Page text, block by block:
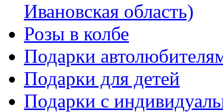
Ивановская область)
Розы в колбе
Подарки
Подарки для детей
Подарки с